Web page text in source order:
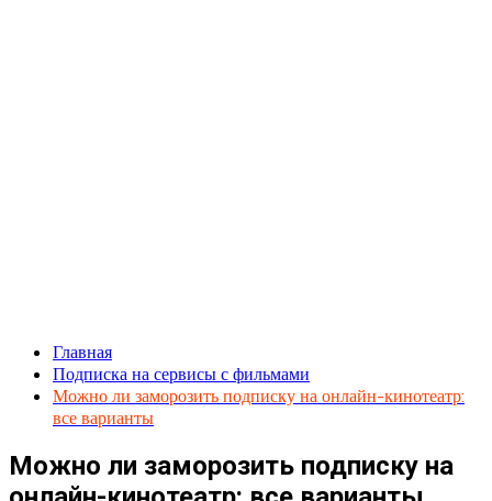
Главная
Подписка на сервисы с фильмами
Можно ли заморозить подписку на онлайн-кинотеатр:
все варианты
Можно ли заморозить подписку на